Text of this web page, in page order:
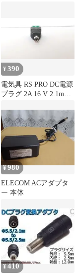
¥390
電気具 RS PRO DC電源
プラグ 2A 16 V 2.1mm
¥980
ELECOM ACアダプタ
ー 本体
¥410